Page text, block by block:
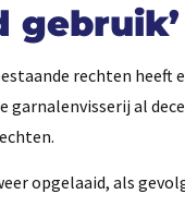
gebruik’
rechten
garnalenvisserij al
opgelaaid, als